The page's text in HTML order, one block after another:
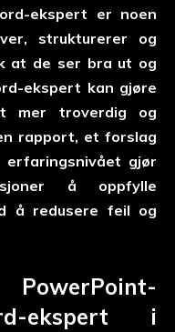
ekspert er noen
strukturerer og
at de ser bra ut og
ekspert kan gjøre
mer troverdig og
rapport, et forslag
gjør
å oppfylle
å redusere feil og
PowerPoint-
ekspert i